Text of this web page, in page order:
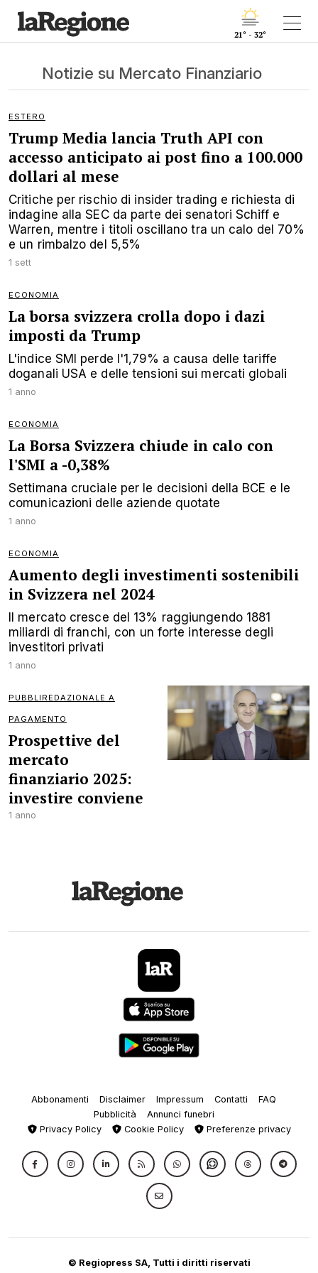
21° - 32°
Notizie su Mercato Finanziario
ESTERO
Trump Media lancia Truth API con
accesso anticipato ai post fino a 100.000
dollari al mese
Critiche per rischio di insider trading e richiesta di
indagine alla SEC da parte dei senatori Schiff e
Warren, mentre i titoli oscillano tra un calo del 70%
e un rimbalzo del 5,5%
1 sett
ECONOMIA
La borsa svizzera crolla dopo i dazi
imposti da Trump
L'indice SMI perde l'1,79% a causa delle tariffe
doganali USA e delle tensioni sui mercati globali
1 anno
ECONOMIA
La Borsa Svizzera chiude in calo con
l'SMI a -0,38%
Settimana cruciale per le decisioni della BCE e le
comunicazioni delle aziende quotate
1 anno
ECONOMIA
Aumento degli investimenti sostenibili
in Svizzera nel 2024
Il mercato cresce del 13% raggiungendo 1881
miliardi di franchi, con un forte interesse degli
investitori privati
1 anno
PUBBLIREDAZIONALE A
PAGAMENTO
Prospettive del
mercato
finanziario 2025:
investire conviene
1 anno
Abbonamenti Disclaimer Impressum Contatti
FAQ
Pubblicità
Annunci funebri
Privacy Policy
Cookie Policy Preferenze privacy
© Regiopress SA, Tutti i diritti riservati